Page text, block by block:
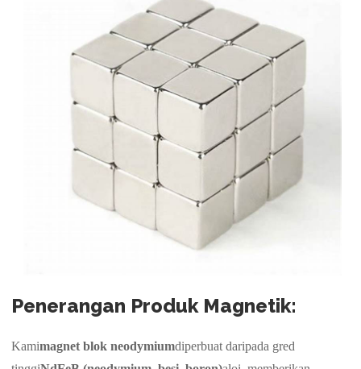
Penerangan Produk Magnetik:
Kamimagnet blok neodymiumdiperbuat daripada gred